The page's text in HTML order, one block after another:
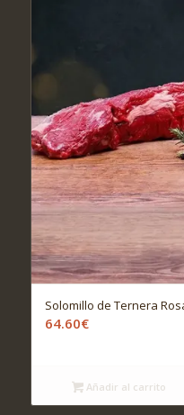
Solomillo de Ternera
64.60€
Añadir al carrito